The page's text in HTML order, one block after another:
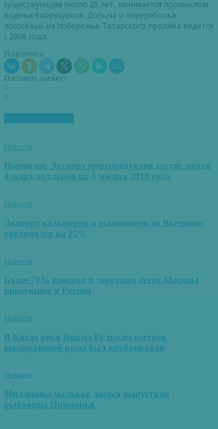
существующее около 25 лет, занимается промыслом
водных биоресурсов. Добыча и переработка
лососевых на побережье Татарского пролива ведется
с 2008 года.
Поделитесь:
Поставьте оценку:
Новости
Норвегия: Экспорт морепродуктов достиг почти
4 млрд долларов на 4 месяца 2018 года
Новости
Экспорт кальмаров и осьминогов из Вьетнама
увеличился на 25%
Новости
Более 70% товаров в торговых сетях Москвы
продукцию в России
Новости
В Китае реки Янцзы 85 тысяч осетров
вымирающей расы был опубликован
Новости
Миллионы мальков лосося выпустили
рыбоводы Приморья